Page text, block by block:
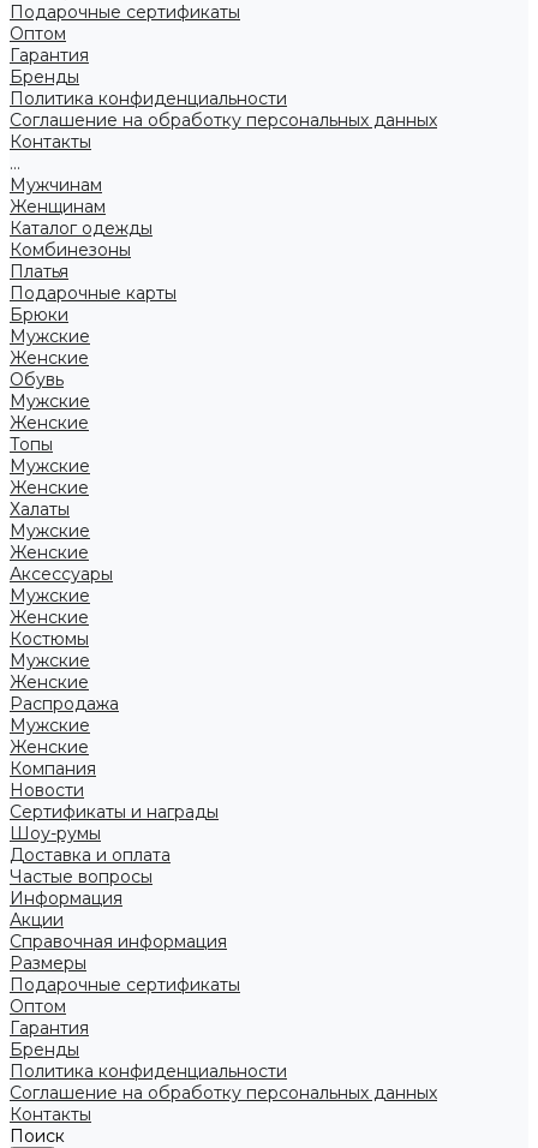
Подарочные сертификаты
Оптом
Гарантия
Бренды
Политика конфиденциальности
Соглашение на обработку персональных данных
Контакты
...
Мужчинам
Женщинам
Каталог одежды
Комбинезоны
Платья
Подарочные карты
Брюки
Мужские
Женские
Обувь
Мужские
Женские
Топы
Мужские
Женские
Халаты
Мужские
Женские
Аксессуары
Мужские
Женские
Костюмы
Мужские
Женские
Распродажа
Мужские
Женские
Компания
Новости
Сертификаты и награды
Шоу-румы
Доставка и оплата
Частые вопросы
Информация
Акции
Справочная информация
Размеры
Подарочные сертификаты
Оптом
Гарантия
Бренды
Политика конфиденциальности
Соглашение на обработку персональных данных
Контакты
Поиск